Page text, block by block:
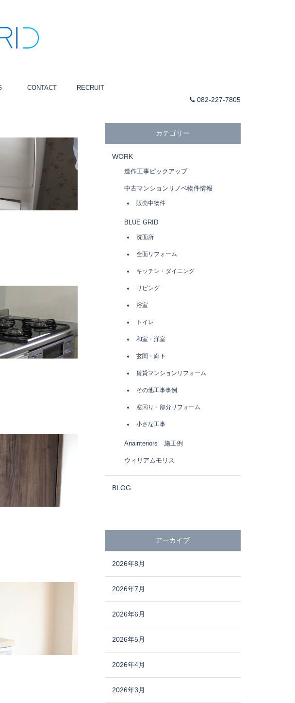
CONTACT
RECRUIT
082-227-7805
カテゴリー
WORK
造作工事ピックアップ
中古マンションリノベ物件情報
販売中物件
BLUE GRID
洗面所
全面リフォーム
キッチン・ダイニング
リビング
浴室
トイレ
和室・洋室
玄関・廊下
賃貸マンションリフォーム
その他工事事例
窓回り・部分リフォーム
小さな工事
Ariainteriors 施工例
ウィリアムモリス
BLOG
アーカイブ
2026年8月
2026年7月
2026年6月
2026年5月
2026年4月
2026年3月